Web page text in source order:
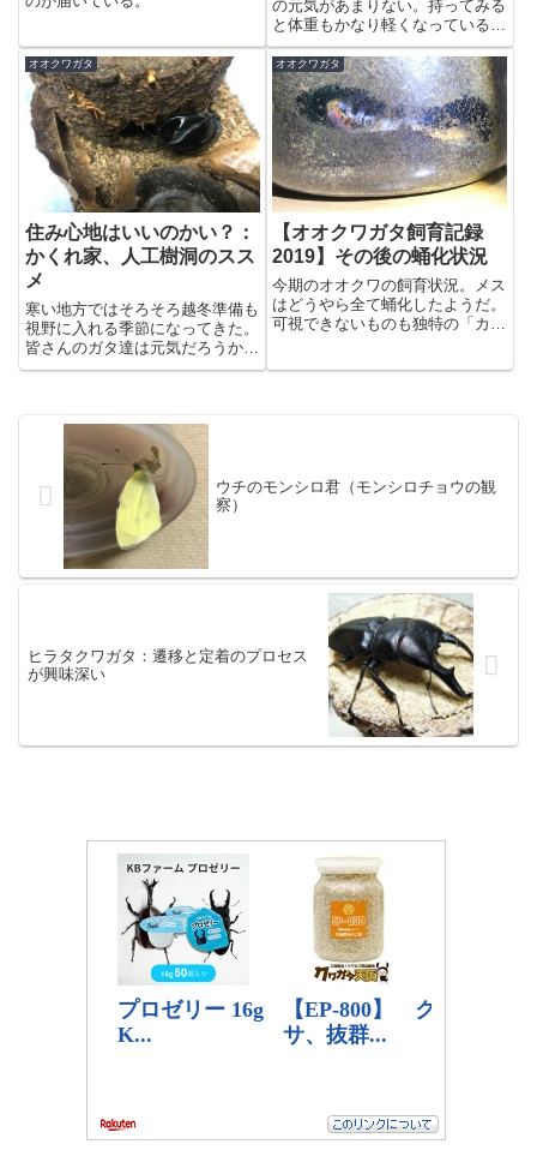
の元気があまりない。持ってみる
と体重もかなり軽くなっている。
冬眠入りまで持たないかも。と思
い、さらに「そういえば個体写真
を撮っていなかった」ので、取り
急ぎ何枚か撮っておいた。本来な
ら簡易スタジオで撮っておくべ
き...
オオクワガタ
住み心地はいいのかい？：
かくれ家、人工樹洞のスス
メ
寒い地方ではそろそろ越冬準備も
視野に入れる季節になってきた。
皆さんのガタ達は元気だろうか。
今、ウチの最古参は2015年羽化
いる。オスは早期羽化の個体とも
う1頭が落ちた。メスもこのと...
オオクワガタ
【オオクワガタ飼育記録
2019】その後の蛹化状況
今期のオオクワの飼育状況。メス
はどうやら全て蛹化したようだ。
可視できないものも独特の「カサ
ウチのモンシロ君（モンシロチョウの観
察）
ヒラタクワガタ：遷移と定着のプロセス
が興味深い